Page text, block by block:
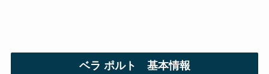
ベラ ポルト 基本情報